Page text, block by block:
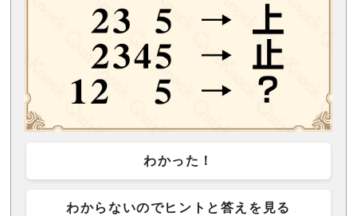
わかった！
わからないのでヒントと答えを見る